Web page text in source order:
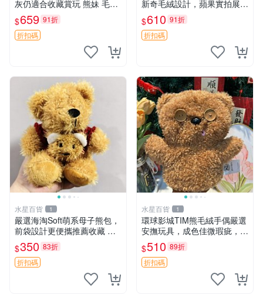
灰仍適合收藏賞玩 熊妹 毛絨
玩具 浮雕熊
$659 91折
折扣碼
新奇毛絨設計，蘋果實拍展
示，成色極佳 晚安香薰 馮娃
娃 毛絨玩偶
$610 91折
折扣碼
水星百貨 1
嚴選海淘Soft萌系母子熊包，
前袋設計更便攜推薦收藏 母
子熊 軟綿綿 包包
$350 83折
折扣碼
水星百貨 1
環球影城TIM熊毛絨手偶嚴選
安撫玩具，成色佳微瑕疵，贈
小禮物超值優惠 TIM熊 毛絨
手偶 安撫 toy 嚴選
$510 89折
折扣碼